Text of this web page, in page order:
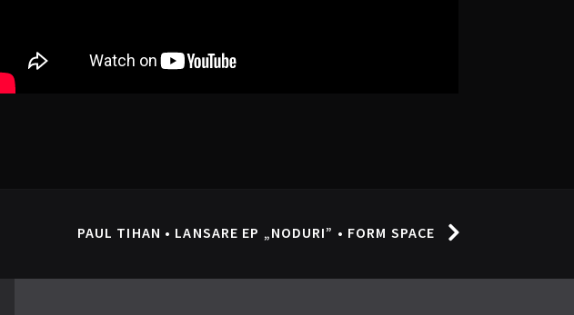
PAUL TIHAN • LANSARE EP „NODURI” • FORM SPACE